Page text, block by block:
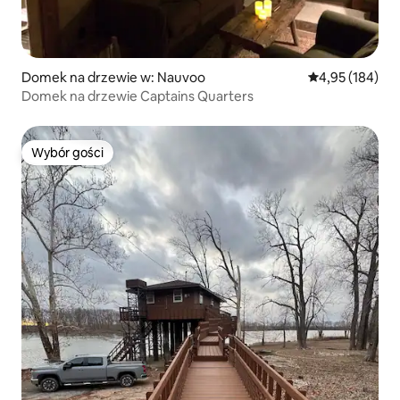
Domek na drzewie w: Nauvoo Średnia
4,95 (184)
Domek na drzewie Captains Quarters
Wybór gości
Wybór gości